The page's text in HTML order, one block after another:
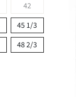
42
45 1/3
48 2/3